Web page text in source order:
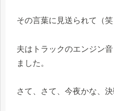
その言葉に見送られて（笑
夫はトラックのエンジン
ました。
さて、さて、今夜かな、決